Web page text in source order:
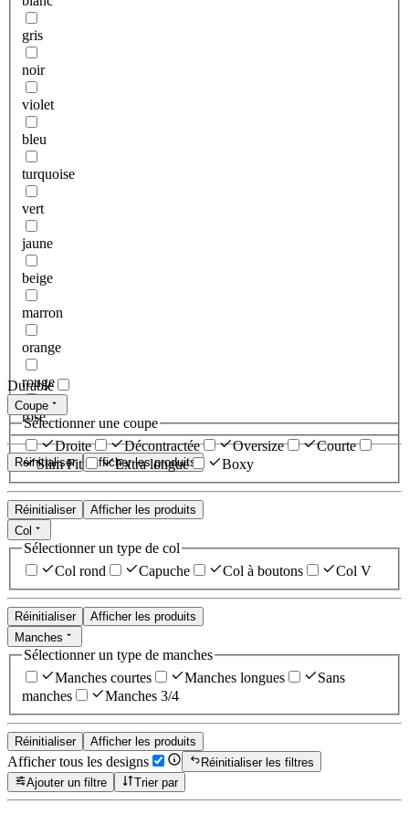
gris
noir
violet
bleu
turquoise
vert
jaune
beige
marron
orange
rouge
rose
Réinitialiser Afficher les produits
Durable
Coupe
Sélectionner une coupe
Droite
Décontractée Oversize
Courte
Slim Fit
Extra longue Boxy
Réinitialiser
Afficher les produits
Col
Sélectionner un type de col
Col rond
Capuche Col à boutons Col V
Réinitialiser
Afficher les produits
Manches
Sélectionner un type de manches
Manches courtes
Manches longues
Sans
manches
Manches 3/4
Réinitialiser Afficher les produits
Afficher tous les designs
Réinitialiser les filtres
Ajouter un filtre
Trier par